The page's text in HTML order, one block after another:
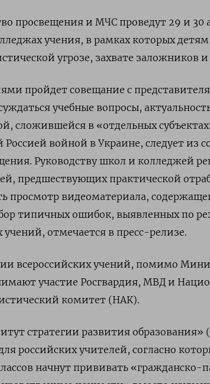
просвещения и МЧС проведут 29 и 30
учения, в рамках которых детям
угрозе, захвате заложников
пройдет совещание с
учебные вопросы,
сложившейся в «отдельных
Россией войной в Украине, следует из
Руководству школ и колледжей
предшествующих практической
просмотр видеоматериала,
типичных ошибок, выявленных по
отмечается в пресс-релизе.
всероссийских учений, помимо
участие Росгвардия, МВД и
комитет (НАК).
стратегии развития образования»
российских учителей, согласно
начнут прививать «гражданско-